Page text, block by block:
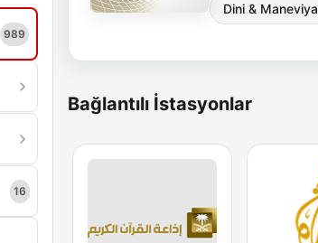
989
16
Dini &
Bağlantılı İstasyonlar